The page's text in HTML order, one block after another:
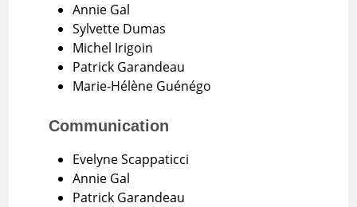
Annie Gal
Sylvette Dumas
Michel Irigoin
Patrick Garandeau
Marie-Hélène Guénégo
Communication
Evelyne Scappaticci
Annie Gal
Patrick Garandeau